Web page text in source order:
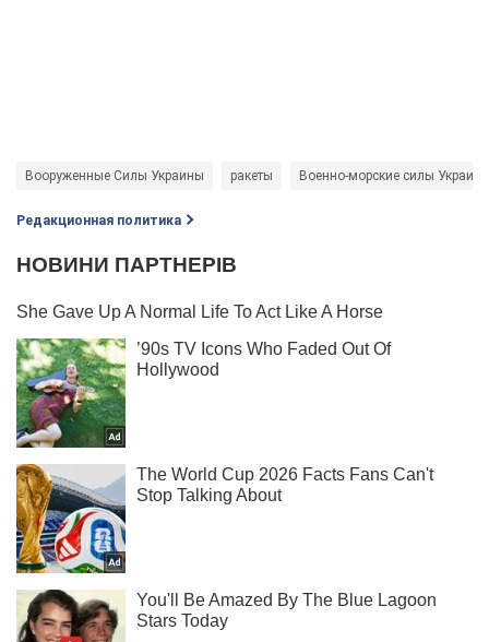
Вооруженные Силы Украины ракеты Военно-морские силы
Редакционная политика